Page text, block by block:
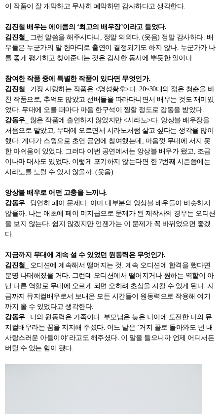
이 작품이 잘 개막하고 무사히 폐막하면 감사하다고 생각한다.
김진철 배우는 에이콤의 ‘최고의 배우장’이라고 들었다.
김진철_ 그런 말씀을 해주시다니, 정말 의외다. (웃음) 정말 감사하다. 배
우들은 누군가의 말 한마디로 출연이 결정되기도 하지 않나. 누군가가 나
를 좋게 평가하고 찾아준다는 것은 감사한 동시에 뿌듯한 일이다.
참여한 작품 중에 특별한 작품이 있다면 무엇인가.
김진철_ 가장 사랑하는 작품은 <명성황후>다. 20~30대의 젊은 청춘을 바
친 작품으로, 추억도 많았고 선배들을 따라다니면서 배우는 것도 재미있
었다. 무대에 오를 때마다 마음 한구석이 찡할 정도로 감동을 받았다.
강동우_
많은 작품에 출연하지 않았지만 <시라노>다. 앙상블 배우장을
처음으로 맡았고, 무대에 오르면서 시라노처럼 살고 싶다는 생각을 많이
했다. 게다가 스윙으로 초연 공연에 참여했는데, 마음껏 무대에 서지 못
한 아쉬움이 있었다. 그러다 이번 공연에서는 앙상블 배우가 됐고, 조금
이나마 대사도 있었다. 이렇게 포기하지 않는다면 한 7번째 시즌쯤에는
시라노를 노릴 수 있지 않을까. (웃음)
앙상블 배우로 어떤 고충을 느끼나.
강동우_
당연히 페이 문제다. 아마 대부분의 앙상블 배우들이 비슷하지
않을까. 나는 애초에 페이 미지급으로 문제가 된 제작사의 경우는 오디션
을 보지 않는다. 쉽지 않겠지만 언젠가는 이 문제가 꼭 바뀌었으면 좋겠
다.
지금까지 무대에 계속 설 수 있었던 원동력은 무엇인가.
김진철_ 오디션에 계속해서 떨어지는 것. 계속 오디션에 합격을 했다면
분명 나태해졌을 거다. 그런데 오디션에서 떨어지거나 원하는 역할이 아
닌 다른 역할로 무대에 오르게 되면 오히려 초심을 지킬 수 있게 된다. 지
금까지 뮤지컬배우로서 보내온 모든 시간들이 원동력으로 작용해 여기
까지 올 수 있었다고 생각한다.
강동우_ 나의 원동력은 가족이다. 부모님은 늦은 나이에 도전한 나의 뮤
지컬배우라는 꿈을 지지해 주셨다. 어느 날은 ‘거지 꼴로 돌아와도 넌 내
사랑스러운 아들이야’라고도 해주셨다. 이 말을 들으니까 언제 어디서든
버틸 수 있는 힘이 됐다.